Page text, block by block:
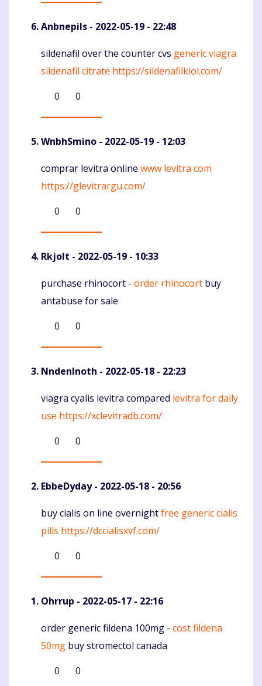
Anbnepils - 2022-05-19 - 22:48
Komentaras
sildenafil over the counter cvs generic viagra
sildenafil citrate https://sildenafilkiol.com/
0
0
WnbhSmino - 2022-05-19 - 12:03
Komentaras
comprar levitra online www levitra com
https://glevitrargu.com/
0
0
Rkjolt - 2022-05-19 - 10:33
Komentaras
purchase rhinocort - order rhinocort buy
antabuse for sale
0
0
NndenInoth - 2022-05-18 - 22:23
Komentaras
viagra cyalis levitra compared levitra for daily
use https://xclevitradb.com/
0
0
EbbeDyday- 2022-05-18 - 20:56
Komentaras
buy cialis on line overnightfree generic cialis
pills https://dccialisxvf.com/
0
0
Ohrrup - 2022-05-17 - 22:16
Komentaras
order generic fildena 100mg - cost fildena
50mg buy stromectol canada
0
0